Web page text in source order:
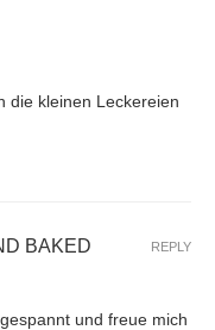
die kleinen Leckereien
BAKED
und freue mich
REPLY